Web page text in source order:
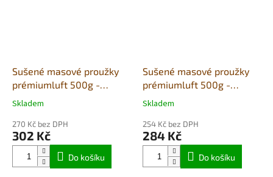
Sušené masové proužky
prémiumluft 500g -
(sáček) jehně
Průměrné
produktu
je
Skladem
270 Kč bez DPH
302 Kč
Do košíku
Sušené masové proužky
prémiumluft 500g -
(sáček) moř.ryba
Průměrné
produktu
je
Skladem
254 Kč bez DPH
284 Kč
Do košíku